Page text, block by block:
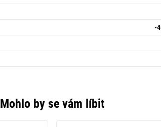
-
Mohlo by se vám líbit